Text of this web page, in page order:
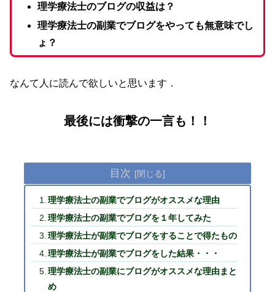
理学療法士のブログの収益は？
理学療法士の副業でブログをやっても無意味でし
ょ？
なんて人に読んで欲しいと思います．
最後には衝撃の一言も！！
目次
理学療法士の副業でブログがオススメな理由
理学療法士の副業でブログを１年してみた
理学療法士が副業でブログをすることで得たもの
理学療法士が副業でブログをした結果・・・
理学療法士の副業にブログがオススメな理由まと
め